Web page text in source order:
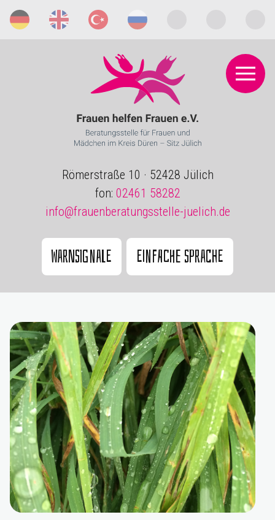
Römerstraße 10 · 52428 Jülich
fon: 02461 58282
info@frauenberatungsstelle-juelich.de
Warnsignale Einfache Sprache